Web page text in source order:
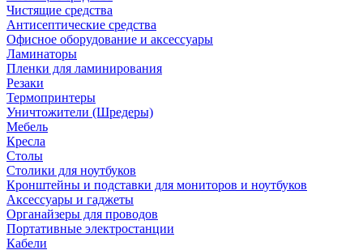
Чистящие средства
Антисептические средства
Офисное оборудование и аксессуары
Ламинаторы
Пленки для ламинирования
Резаки
Термопринтеры
Уничтожители (Шредеры)
Мебель
Кресла
Столы
Столики для ноутбуков
Кронштейны и подставки для мониторов и ноутбуков
Аксессуары и гаджеты
Органайзеры для проводов
Портативные электростанции
Кабели